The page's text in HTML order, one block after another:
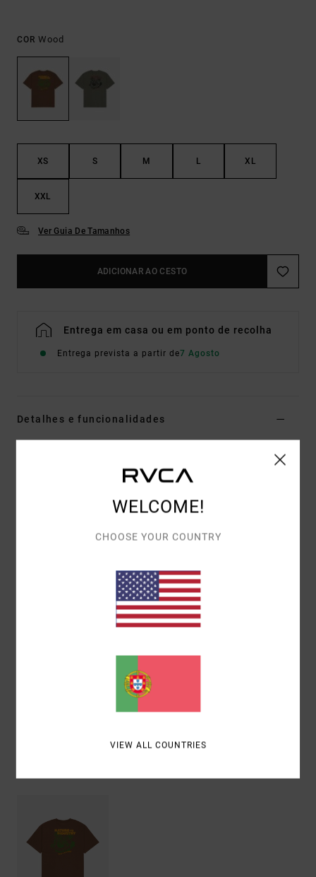
COR Wood
XS S M L XL
XXL
Ver Guia De Tamanhos
ADICIONAR AO CESTO
Entrega em casa ou em ponto de recolha
Entrega prevista a partir de7 Agosto
Detalhes e funcionalidades
Código de Cor
algodão [200 g/m2]
gola redonda em malha canelada fina
bolso único no peito
artworks impressos e bordados na frente
[Tecido principal] 100% algodão orgânico
Envio& Devoluciones
WELCOME!
CHOOSE YOUR COUNTRY
VIEW ALL COUNTRIES